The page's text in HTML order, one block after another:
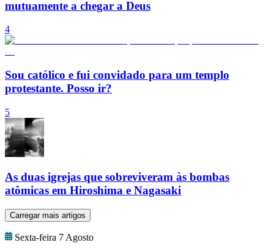
mutuamente a chegar a Deus
4
Sou católico e fui convidado para um templo
protestante. Posso ir?
5
As duas igrejas que sobreviveram às bombas
atômicas em Hiroshima e Nagasaki
Carregar mais artigos
Sexta-feira 7 Agosto